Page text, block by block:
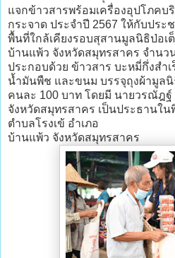
แจกข้าวสารพร้อมเครื่องอุปโภคบ
กระจาด ประจำปี 2567 ให้กับปร
พื้นที่ใกล้เคียงรอบสุสานมูลนิธิป่อเต็
บ้านแพ้ว จังหวัดสมุทรสาคร จำนว
ประกอบด้วย ข้าวสาร บะหมี่กึ่งสำ
น้ำมันพืช และขนม บรรจุถุงผ้ามูล
คนละ 100 บาท โดยมี นายวรณัฎฐ์
จังหวัดสมุทรสาคร เป็นประธานใ
ตำบลโรงเข้ อำเภอ
บ้านแพ้ว จังหวัดสมุทรสาคร